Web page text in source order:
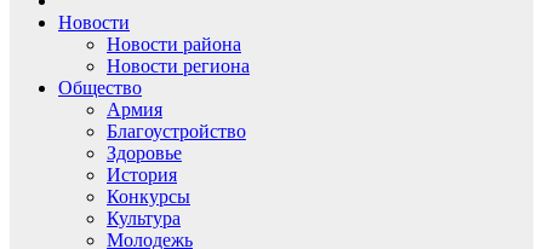
Новости
Новости района
Новости региона
Общество
Армия
Благоустройство
Здоровье
История
Конкурсы
Культура
Молодежь